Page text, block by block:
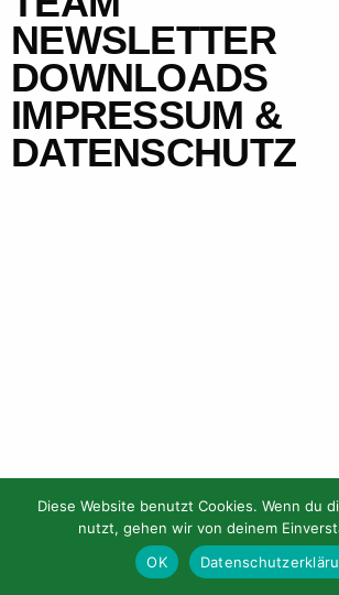
NEWSLETTER
DOWNLOADS
IMPRESSUM &
DATENSCHUTZ
Diese Website benutzt Cookies. Wenn du
nutzt, gehen wir von deinem
OK